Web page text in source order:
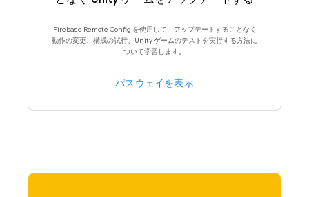
Firebase Remote Config を使用して、アップデートすることなく
動作の変更、構成の試行、Unity ゲームのテストを実行する方法に
ついて学習します。
パスウェイを表示